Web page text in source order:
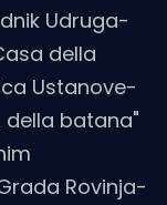
Udruga-
della
Ustanove-
della batana"
Rovinja-